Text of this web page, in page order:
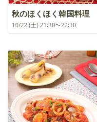
秋のほくほく韓国料理
10/22 (土) 21:30〜22:30